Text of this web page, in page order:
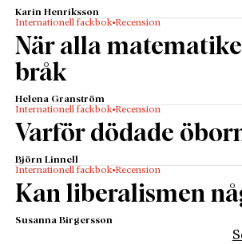
Karin Henriksson
Internationell fackbok Recension
När alla
bråk
Helena Granström
Internationell fackbok Recension
Varför dödade
Björn Linnell
Internationell fackbok Recension
Kan liberalismen
Susanna Birgersson